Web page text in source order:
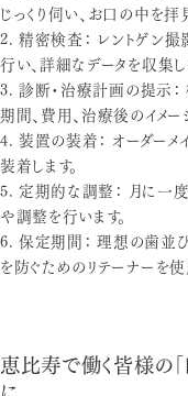
じっくり伺い、お口の中を拝
精密検査： レントゲン撮
行い、詳細なデータを収集し
診断・治療計画の提示：
期間、費用、治療後のイメー
装置の装着： オーダー
装着します。
定期的な調整： 月に一
や調整を行います。
保定期間： 理想の歯並
を防ぐためのリテーナーを使
恵比寿で働く皆様の